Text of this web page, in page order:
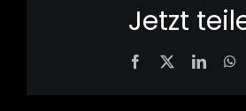
Jetzt
Facebook